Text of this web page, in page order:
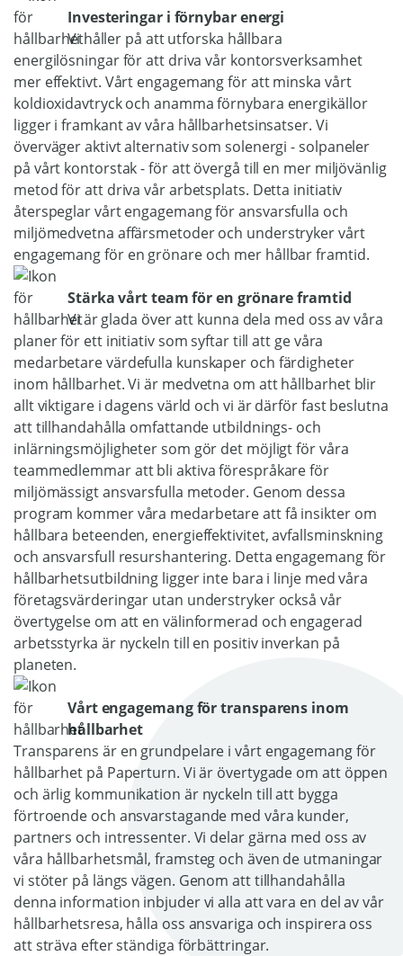
Investeringar i förnybar energi
Vi håller på att utforska hållbara
energilösningar för att driva vår kontorsverksamhet
mer effektivt. Vårt engagemang för att minska vårt
koldioxidavtryck och anamma förnybara energikällor
ligger i framkant av våra hållbarhetsinsatser. Vi
överväger aktivt alternativ som solenergi - solpaneler
på vårt kontorstak - för att övergå till en mer miljövänlig
metod för att driva vår arbetsplats. Detta initiativ
återspeglar vårt engagemang för ansvarsfulla och
miljömedvetna affärsmetoder och understryker vårt
engagemang för en grönare och mer hållbar framtid.
Stärka vårt team för en grönare framtid
Vi är glada över att kunna dela med oss av våra
planer för ett initiativ som syftar till att ge våra
medarbetare värdefulla kunskaper och färdigheter
inom hållbarhet. Vi är medvetna om att hållbarhet blir
allt viktigare i dagens värld och vi är därför fast beslutna
att tillhandahålla omfattande utbildnings- och
inlärningsmöjligheter som gör det möjligt för våra
teammedlemmar att bli aktiva förespråkare för
miljömässigt ansvarsfulla metoder. Genom dessa
program kommer våra medarbetare att få insikter om
hållbara beteenden, energieffektivitet, avfallsminskning
och ansvarsfull resurshantering. Detta engagemang för
hållbarhetsutbildning ligger inte bara i linje med våra
företagsvärderingar utan understryker också vår
övertygelse om att en välinformerad och engagerad
arbetsstyrka är nyckeln till en positiv inverkan på
planeten.
Vårt engagemang för transparens inom
hållbarhet
Transparens är en grundpelare i vårt engagemang för
hållbarhet på Paperturn. Vi är övertygade om att öppen
och ärlig kommunikation är nyckeln till att bygga
förtroende och ansvarstagande med våra kunder,
partners och intressenter. Vi delar gärna med oss av
våra hållbarhetsmål, framsteg och även de utmaningar
vi stöter på längs vägen. Genom att tillhandahålla
denna information inbjuder vi alla att vara en del av vår
hållbarhetsresa, hålla oss ansvariga och inspirera oss
att sträva efter ständiga förbättringar.